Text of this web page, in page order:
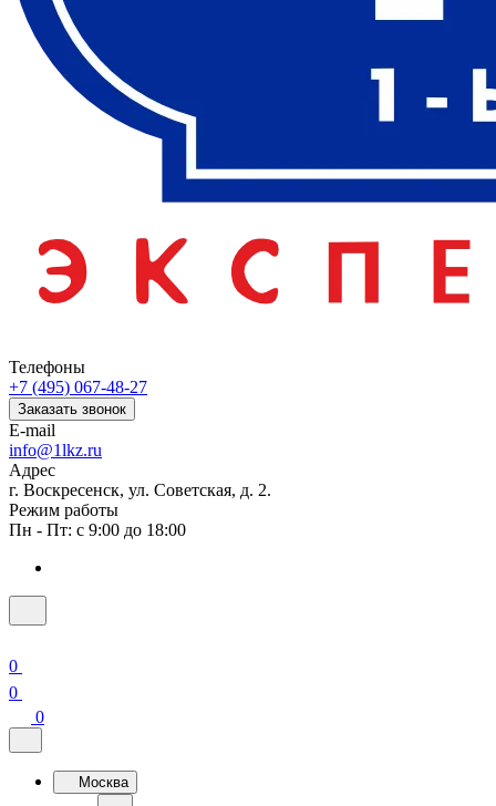
Телефоны
+7 (495) 067-48-27
Заказать звонок
E-mail
info@1lkz.ru
Адрес
г. Воскресенск, ул. Советская, д. 2.
Режим работы
Пн - Пт: с 9:00 до 18:00
0
0
0
Москва